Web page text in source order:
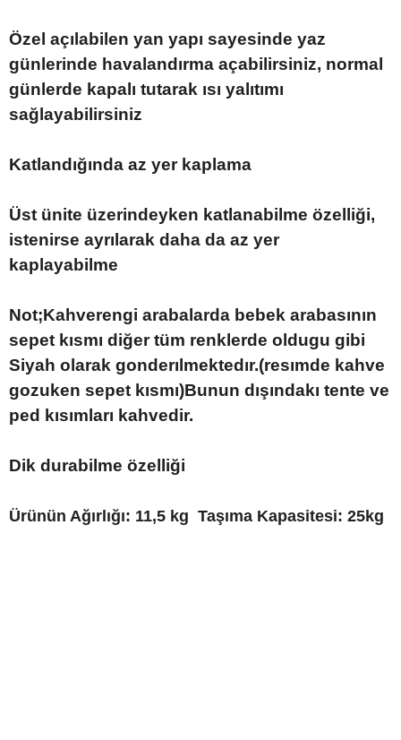
Özel açılabilen yan yapı sayesinde yaz
günlerinde havalandırma açabilirsiniz, normal
günlerde kapalı tutarak ısı yalıtımı
sağlayabilirsiniz
Katlandığında az yer kaplama
Üst ünite üzerindeyken katlanabilme özelliği,
istenirse ayrılarak daha da az yer
kaplayabilme
Not;Kahverengi arabalarda bebek arabasının
sepet kısmı diğer tüm renklerde oldugu gibi
Siyah olarak gonderılmektedır.(resımde kahve
gozuken sepet kısmı)Bunun dışındakı tente ve
ped kısımları kahvedir.
Dik durabilme özelliği
Ürünün Ağırlığı: 11,5 kg Taşıma Kapasitesi: 25kg